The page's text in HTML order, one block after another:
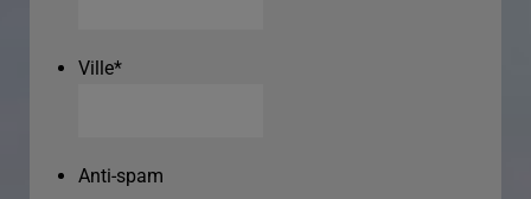
Ville*
Anti-spam